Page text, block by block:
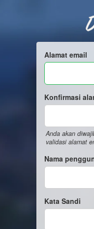
Alamat email
Konfirmasi
Anda akan
validasi alamat
Nama
Kata Sandi